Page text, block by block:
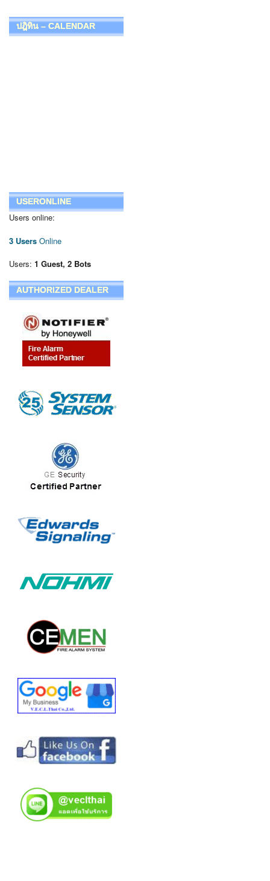
ปฎิทิน – CALENDAR
USERONLINE
Users online:
3 Users Online
Users: 1 Guest, 2 Bots
AUTHORIZED DEALER